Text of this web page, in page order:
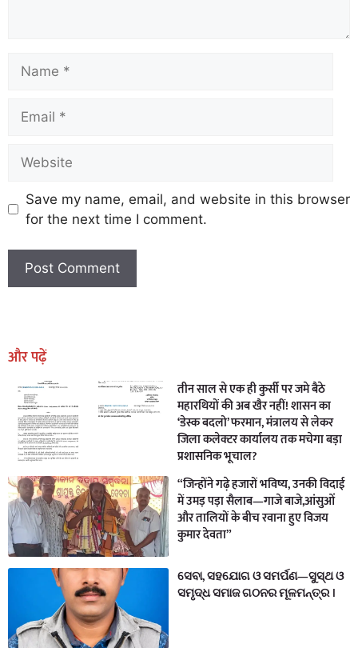
Save my name, email, and website in this browser
for the next time I comment.
और पढ़ें
तीन साल से एक ही कुर्सी पर जमे बैठे
महारथियों की अब खैर नहीं! शासन का
‘डेस्क बदलो’ फरमान, मंत्रालय से लेकर
जिला कलेक्टर कार्यालय तक मचेगा बड़ा
प्रशासनिक भूचाल?
“जिन्होंने गढ़े हजारों भविष्य, उनकी विदाई
में उमड़ पड़ा सैलाब—गाजे बाजे,आंसुओं
और तालियों के बीच रवाना हुए विजय
कुमार देवता”
ସେବା, ସହଯୋଗ ଓ ସମର୍ପଣ—ସୁସ୍ଥ ଓ
ସମୃଦ୍ଧ ସମାଜ ଗଠନର ମୂଳମନ୍ତ୍ର ।